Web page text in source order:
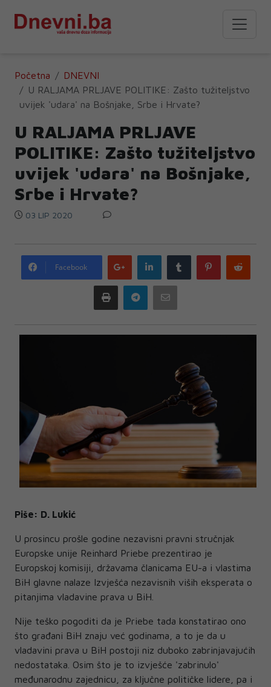
Početna
DNEVNI
U RALJAMA PRLJAVE POLITIKE: Zašto tužiteljstvo
uvijek 'udara' na Bošnjake, Srbe i Hrvate?
U RALJAMA PRLJAVE
POLITIKE: Zašto tužiteljstvo
uvijek 'udara' na Bošnjake,
Srbe i Hrvate?
03 LIP 2020
Facebook
Google
plus
LinkedIn Tumblr Pinterest
Print Telegram
Piše: D. Lukić
U prosincu prošle godine nezavisni pravni stručnjak
Europske unije Reinhard Priebe prezentirao je
Europskoj komisiji, državama članicama EU-a i vlastima
BiH glavne nalaze Izvješća nezavisnih viših eksperata o
pitanjima vladavine prava u BiH.
Nije teško pogoditi da je Priebe tada konstatirao ono
što građani BiH znaju već godinama, a to je da u
vladavini prava u BiH postoji niz duboko zabrinjavajućih
nedostataka. Osim što je to izvješće 'zabrinulo'
međunarodnu zajednicu, za ključne političke lidere, pa i